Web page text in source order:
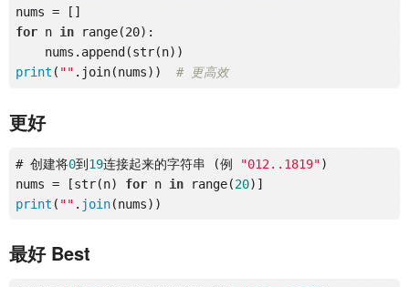
for n in range(20):
print ( "" .join(nums)) # 更高效
更好
# 创建将0到19连接起来的字符串 (例 "012..1819")
nums = [str(n) for n in range(20
print ( "" . join
最好 Best